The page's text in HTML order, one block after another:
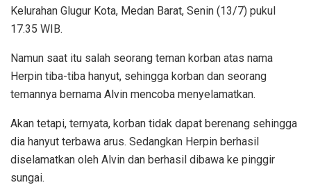
Kelurahan Glugur Kota, Medan Barat, Senin (13/7) pukul
17.35 WIB.
Namun saat itu salah seorang teman korban atas nama
Herpin tiba-tiba hanyut, sehingga korban dan seorang
temannya bernama Alvin mencoba menyelamatkan.
Akan tetapi, ternyata, korban tidak dapat berenang sehingga
dia hanyut terbawa arus. Sedangkan Herpin berhasil
diselamatkan oleh Alvin dan berhasil dibawa ke pinggir
sungai.